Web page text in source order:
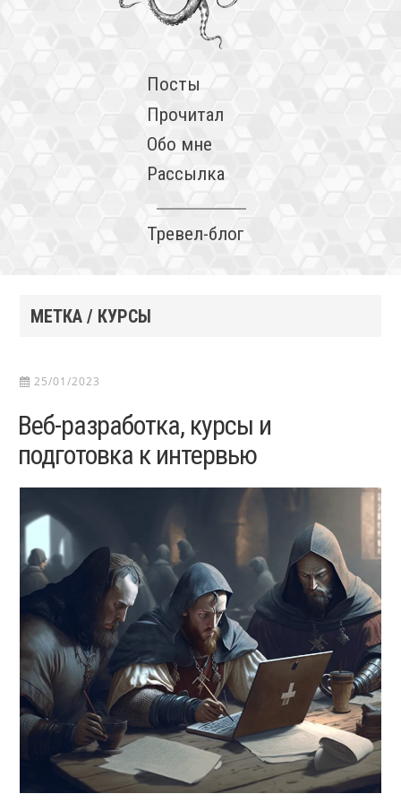
Посты
Прочитал
Обо мне
Рассылка
Тревел-блог
МЕТКА / КУРСЫ
25/01/2023
Веб-разработка, курсы и
подготовка к интервью